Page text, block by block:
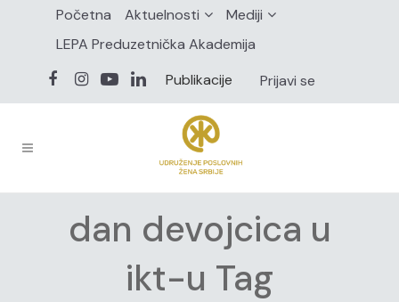
Početna Aktuelnosti
Mediji
LEPA Preduzetnička Akademija
Publikacije
Prijavi se
dan devojcica u
ikt-u Tag